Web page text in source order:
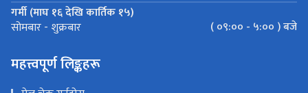
गर्मी (माघ १६ देखि कार्तिक १५)
सोमबार - शुक्रबार ( ०९:०० - ५:०० ) बजे
महत्त्वपूर्ण लिङ्कहरू